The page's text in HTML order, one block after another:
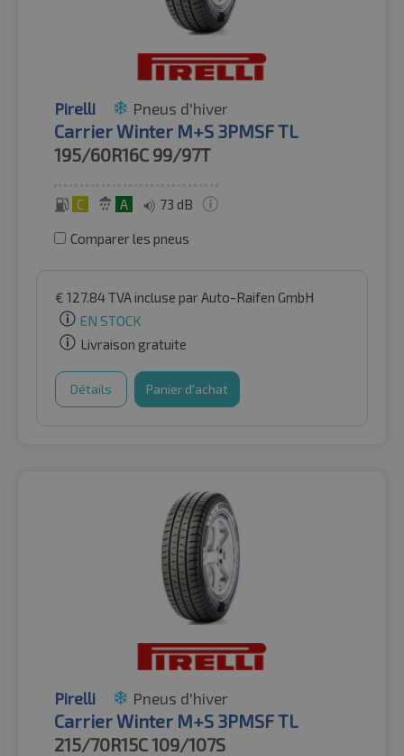
Pirelli Pneus d'hiver
Carrier Winter M+S 3PMSF TL
195/60R16C 99/97T
C A 73 dB
Comparer les pneus
€ 127.84TVA incluse par Auto-Raifen GmbH
EN STOCK
Livraison gratuite
Détails Panier d'achat
Pirelli Pneus d'hiver
Carrier Winter M+S 3PMSF TL
215/70R15C109/107S